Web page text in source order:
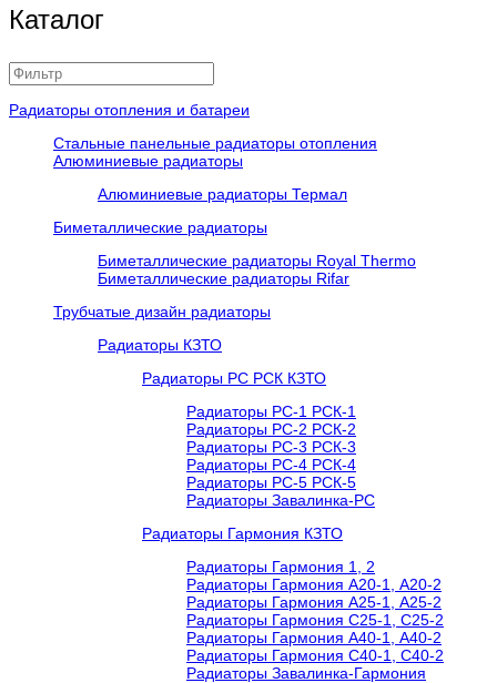
Каталог
Радиаторы отопления и батареи
Стальные панельные радиаторы отопления
Алюминиевые радиаторы
Алюминиевые радиаторы Термал
Биметаллические радиаторы
Биметаллические радиаторы Royal Thermo
Биметаллические радиаторы Rifar
Трубчатые дизайн радиаторы
Радиаторы КЗТО
Радиаторы РС РСК КЗТО
Радиаторы РС-1 РСК-1
Радиаторы РС-2 РСК-2
Радиаторы РС-3 РСК-3
Радиаторы РС-4 РСК-4
Радиаторы РС-5 РСК-5
Радиаторы Завалинка-РС
Радиаторы Гармония КЗТО
Радиаторы Гармония 1, 2
Радиаторы Гармония А20-1, А20-2
Радиаторы Гармония А25-1, А25-2
Радиаторы Гармония С25-1, С25-2
Радиаторы Гармония А40-1, А40-2
Радиаторы Гармония С40-1, С40-2
Радиаторы Завалинка-Гармония